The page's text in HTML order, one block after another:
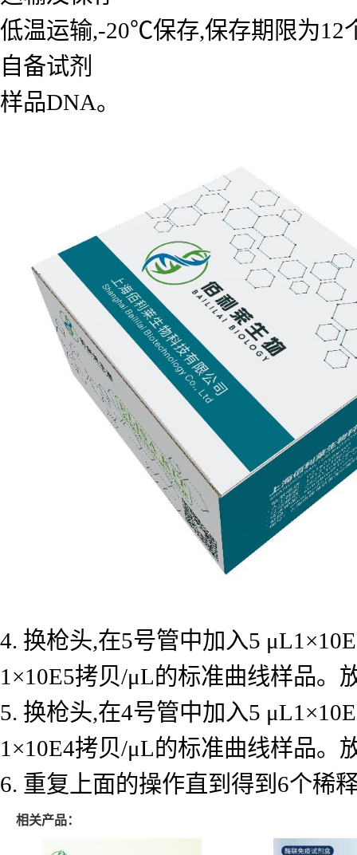
低温运输,-20℃保存,保存期限为12
自备试剂
样品DNA。
4. 换枪头,在5号管中加入5
1×10E5拷贝/μL的标准曲线样品。
5. 换枪头,在4号管中加入5
1×10E4拷贝/μL的标准曲线样品。
6. 重复上面的操作直到得到6个稀
相关产品：